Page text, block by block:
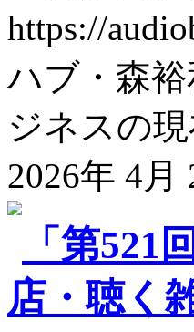
https://
ハブ・森
ジネスの
2026年 4月
「第
店・聴く